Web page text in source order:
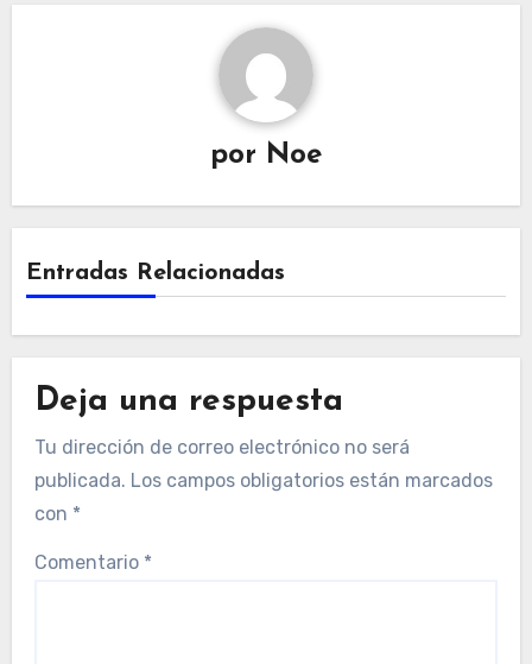
por Noe
Entradas Relacionadas
Deja una respuesta
Tu dirección de correo electrónico no será
publicada. Los campos obligatorios están marcados
con *
Comentario *